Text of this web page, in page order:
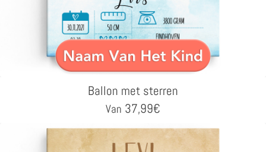
Ballon met sterren
Van 37,99€